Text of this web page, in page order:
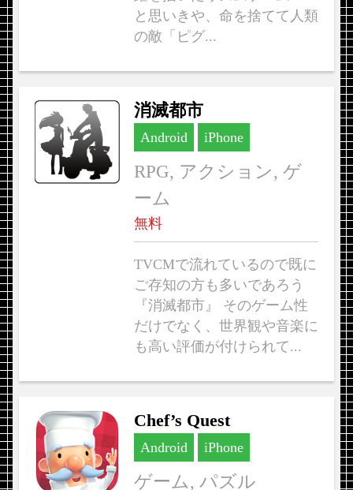
と思いきや、命を捨てて人類
の敵「ピグ...
消滅都市
Android iPhone
RPG, アクション, ゲ
ーム
無料
TVCMで流れているので既に
ご存知の方も多いであろう
『消滅都市』 そのゲーム性
だけでなく、世界観や音楽に
も高い評価が付けられて...
Chef’s Quest
Android iPhone
ゲーム, パズル